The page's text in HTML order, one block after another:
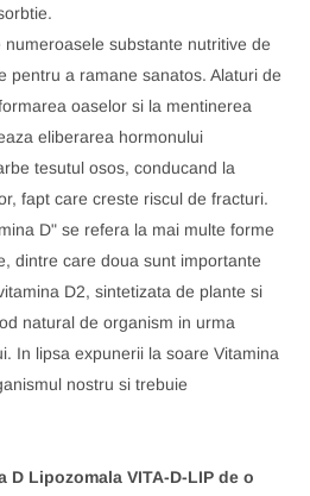
substante nutritive de
pentru a ramane sanatos. Alaturi de
oaselor si la mentinerea
eliberarea hormonului
tesutul osos, conducand la
fapt care creste riscul de fracturi.
D" se refera la mai multe forme
dintre care doua sunt importante
D2, sintetizata de plante si
natural de organism in urma
In lipsa expunerii la soare Vitamina
nostru si trebuie
D Lipozomala VITA-D-LIP de o